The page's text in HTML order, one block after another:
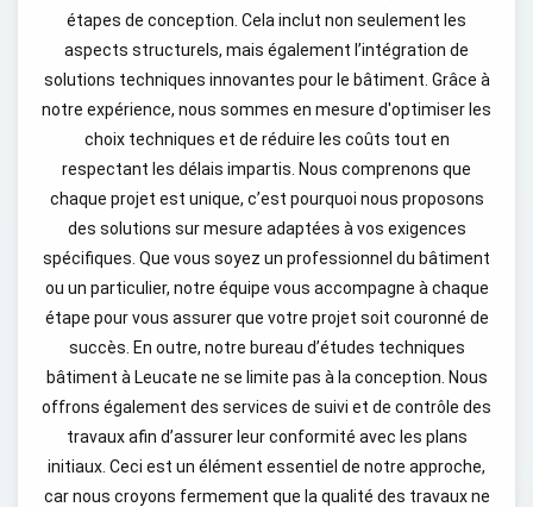
étapes de conception. Cela inclut non seulement les
aspects structurels, mais également l’intégration de
solutions techniques innovantes pour le bâtiment. Grâce à
notre expérience, nous sommes en mesure d'optimiser les
choix techniques et de réduire les coûts tout en
respectant les délais impartis. Nous comprenons que
chaque projet est unique, c’est pourquoi nous proposons
des solutions sur mesure adaptées à vos exigences
spécifiques. Que vous soyez un professionnel du bâtiment
ou un particulier, notre équipe vous accompagne à chaque
étape pour vous assurer que votre projet soit couronné de
succès. En outre, notre bureau d’études techniques
bâtiment à Leucate ne se limite pas à la conception. Nous
offrons également des services de suivi et de contrôle des
travaux afin d’assurer leur conformité avec les plans
initiaux. Ceci est un élément essentiel de notre approche,
car nous croyons fermement que la qualité des travaux ne